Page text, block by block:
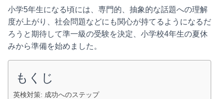
小学5年生になる頃には、専門的、抽象的な話題への理解
度が上がり、社会問題などにも関心が持てるようになるだ
ろうと期待して準一級の受験を決定、小学校4年生の夏休
みから準備を始めました。
もくじ
英検対策: 成功へのステップ